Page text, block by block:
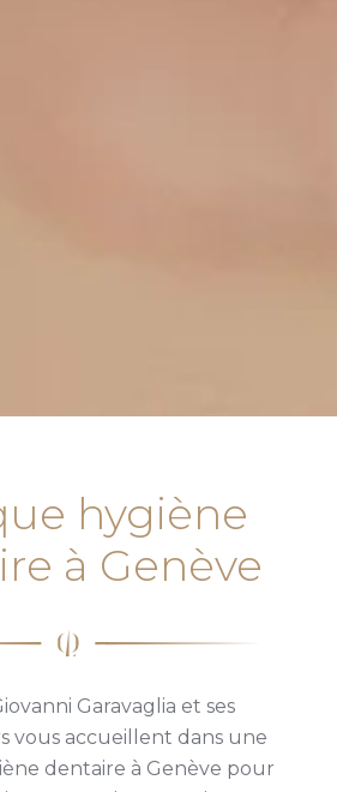
hygiène
à Genève
Garavaglia et ses
vous accueillent dans une
dentaire à Genève pour